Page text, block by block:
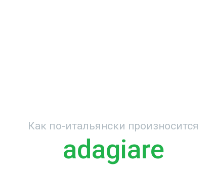
Как по-итальянски произносится
adagiare